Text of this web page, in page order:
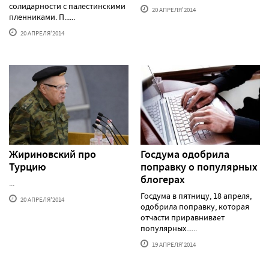
солидарности с палестинскими
пленниками. П......
20 АПРЕЛЯ'2014
20 АПРЕЛЯ'2014
Жириновский про
Турцию
...
20 АПРЕЛЯ'2014
Госдума одобрила
поправку о популярных
блогерах
Госдума в пятницу, 18 апреля,
одобрила поправку, которая
отчасти приравнивает
популярных......
19 АПРЕЛЯ'2014